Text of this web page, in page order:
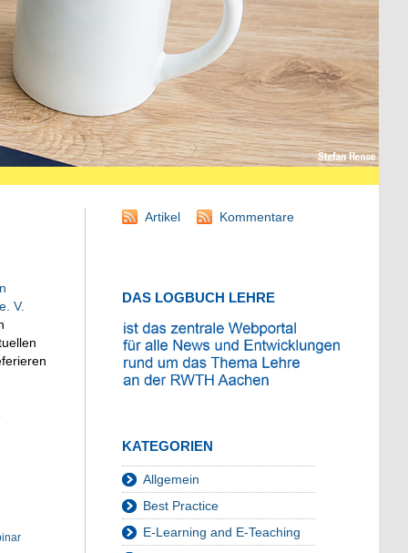
V.
Artikel Kommentare
DAS LOGBUCH LEHRE
KATEGORIEN
Allgemein
Best Practice
E-Learning and E-Teaching